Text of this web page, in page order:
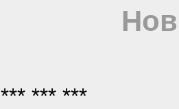
*** *** ***